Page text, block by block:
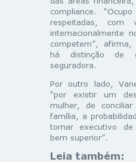
compliance.
respeitadas,
internacionalmente
competem”,
há distinção de
seguradora.
Por outro lado,
“por existir um
mulher, de
família, a
tornar executivo
bem superior”.
Leia também: